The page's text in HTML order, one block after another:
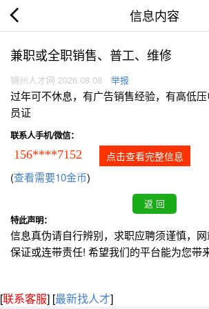
信息内容
兼职或全职销售、普工、维修
锦州人才网 2026.08.08 举报
过年可不休息，有广告销售经验，有高低
员证
联系人手机/微信：
156****7152 点击查看完整信息
(查看需要10金币)
特此声明：
信息真伪请自行辨别，求职应聘须谨慎，
保证或连带责任! 希望我们的平台能为您带
[联系客服] [最新找人才]